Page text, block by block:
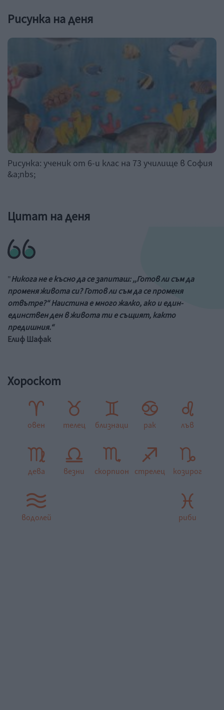
Рисунка на деня
Рисунка: ученик от 6-и клас на 73 училище в София
&a;nbs;
Цитат на деня
"Никога не е късно да се запиташ: ,,Готов ли съм да
променя живота си? Готов ли съм да се променя
отвътре?“ Наистина е много жалко, ако и един-
единствен ден в живота ти е същият, както
предишния.“
Елиф Шафак
Хороскот
овен телец близнаци рак лъв
дева везни скорпион стрелец козирог
водолей риби